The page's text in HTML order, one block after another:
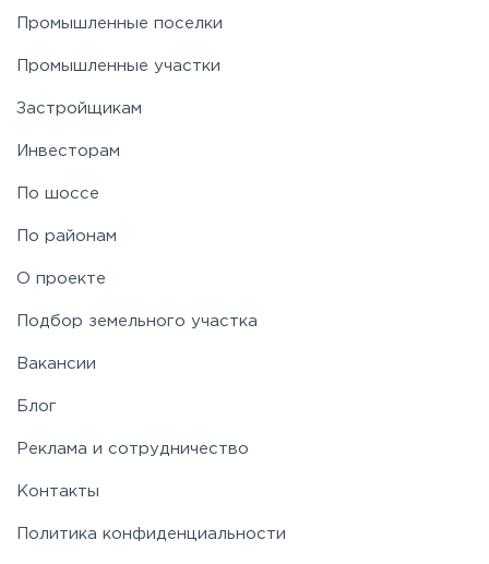
Промышленные поселки
Промышленные участки
Застройщикам
Инвесторам
По шоссе
По районам
О проекте
Подбор земельного участка
Вакансии
Блог
Реклама и сотрудничество
Контакты
Политика конфиденциальности